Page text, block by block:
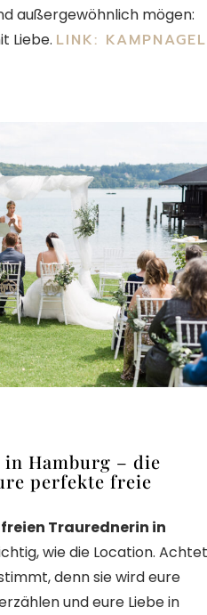
außergewöhnlich mögen:
Liebe. LINK: KAMPNAGEL
Hamburg – die
perfekte freie
freien Traurednerin in
wie die Location. Achtet
denn sie wird eure
und eure Liebe in